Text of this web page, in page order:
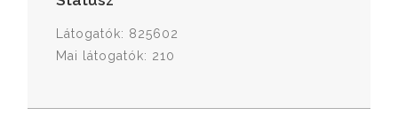
Látogatók: 825602
Mai látogatók: 210